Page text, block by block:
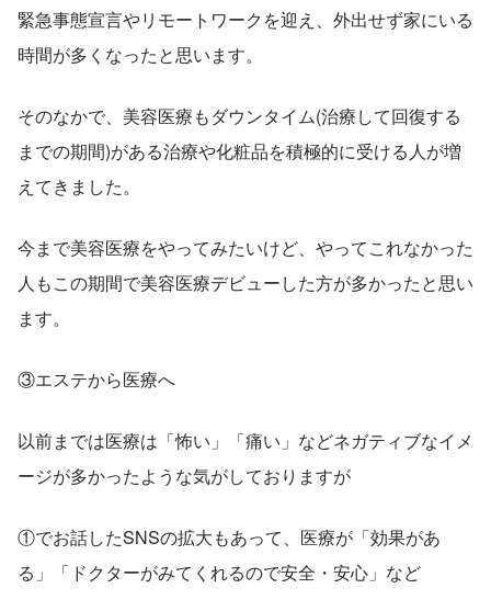
緊急事態宣言やリモートワークを迎え、外出せず家にいる
時間が多くなったと思います。
そのなかで、美容医療もダウンタイム(治療して回復する
までの期間)がある治療や化粧品を積極的に受ける人が増
えてきました。
今まで美容医療をやってみたいけど、やってこれなかった
人もこの期間で美容医療デビューした方が多かったと思い
ます。
③エステから医療へ
以前までは医療は「怖い」「痛い」などネガティブなイメ
ージが多かったような気がしておりますが
①でお話したSNSの拡大もあって、医療が「効果があ
る」「ドクターがみてくれるので安全・安心」など